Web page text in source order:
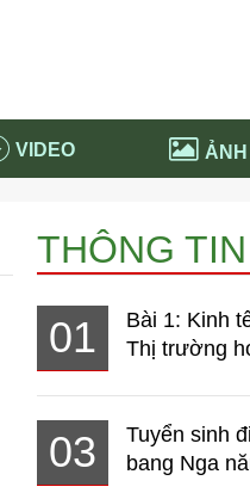
VIDEO ẢNH
Thời sự
Tử vi hàng ngày
Phân tích chính trị
THÔNG
01
Bài 1: Kinh
Thị trường
03
Tuyển sinh
bang Nga